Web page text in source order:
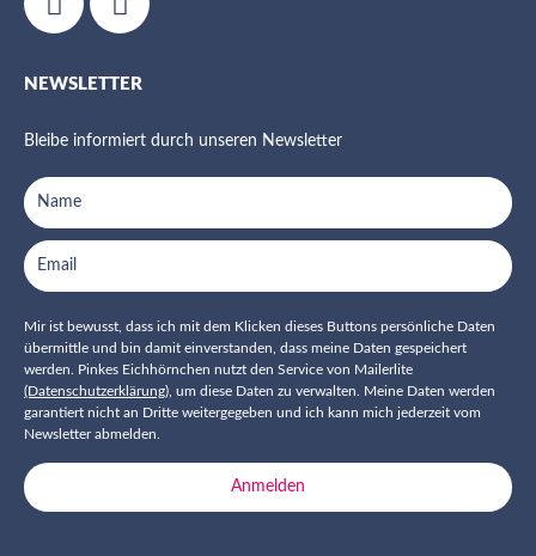
NEWSLETTER
Bleibe informiert durch unseren Newsletter
Mir ist bewusst, dass ich mit dem Klicken dieses Buttons persönliche Daten
übermittle und bin damit einverstanden, dass meine Daten gespeichert
werden. Pinkes Eichhörnchen nutzt den Service von Mailerlite
(Datenschutzerklärung) , um diese Daten zu verwalten. Meine Daten werden
garantiert nicht an Dritte weitergegeben und ich kann mich jederzeit vom
Newsletter abmelden.
Anmelden